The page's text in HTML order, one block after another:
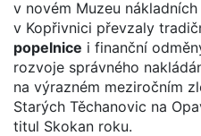
v novém Muzeu
v Kopřivnici převzaly
popelnice i finanční
rozvoje správného
na výrazném meziročním
Starých Těchanovic na
titul Skokan roku.